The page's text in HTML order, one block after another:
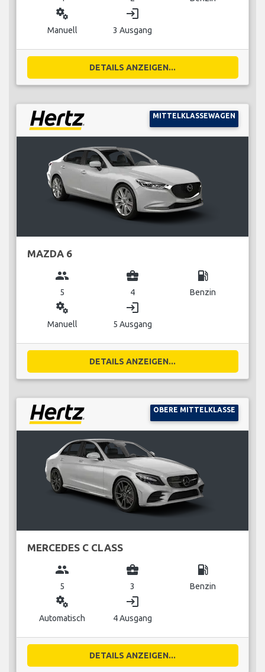
miscellaneous_services
Manuell
login
3 Ausgang
DETAILS ANZEIGEN...
MITTELKLASSEWAGEN
MAZDA 6
group
5
business_center
4
local_gas_station
Benzin
miscellaneous_services
Manuell
login
5 Ausgang
DETAILS ANZEIGEN...
OBERE MITTELKLASSE
MERCEDES C CLASS
group
5
business_center
3
local_gas_station
Benzin
miscellaneous_services
Automatisch
login
4 Ausgang
DETAILS ANZEIGEN...